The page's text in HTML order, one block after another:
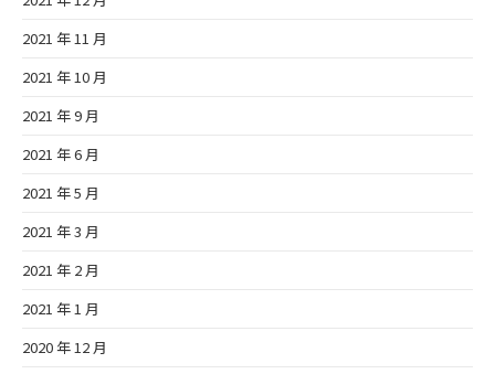
2021 年 11 月
2021 年 10 月
2021 年 9 月
2021 年 6 月
2021 年 5 月
2021 年 3 月
2021 年 2 月
2021 年 1 月
2020 年 12 月